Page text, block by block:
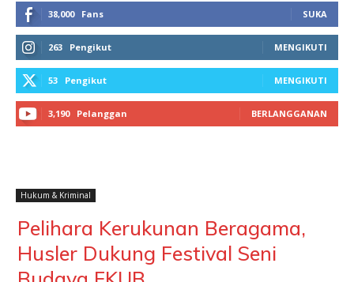
38,000 Fans SUKA
263 Pengikut MENGIKUTI
53 Pengikut MENGIKUTI
3,190 Pelanggan BERLANGGANAN